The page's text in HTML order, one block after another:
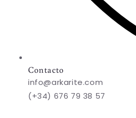
Contacto
info@arkarite.com
(+34) 676 79 38 57